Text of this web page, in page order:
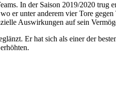
In der Saison 2019/2020
er unter anderem vier Tore
Auswirkungen auf sein
Er hat sich als einer der